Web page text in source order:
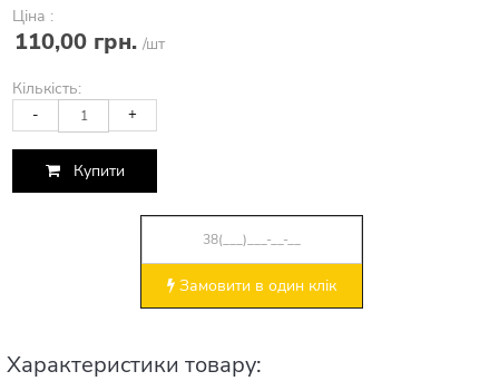
Ціна :
110,00 грн. /шт
Кількість:
- +
Купити
Замовити в один клік
Характеристики товару: